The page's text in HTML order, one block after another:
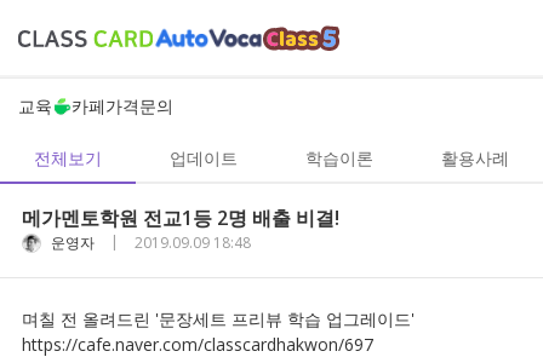
교육 카페가격문의
전체보기 업데이트 학습이론 활용사례
메가멘토학원 전교1등 2명 배출 비결!
운영자 | 2019.09.09 18:48
며칠 전 올려드린 '문장세트 프리뷰 학습 업그레이드'
https://cafe.naver.com/classcardhakwon/697